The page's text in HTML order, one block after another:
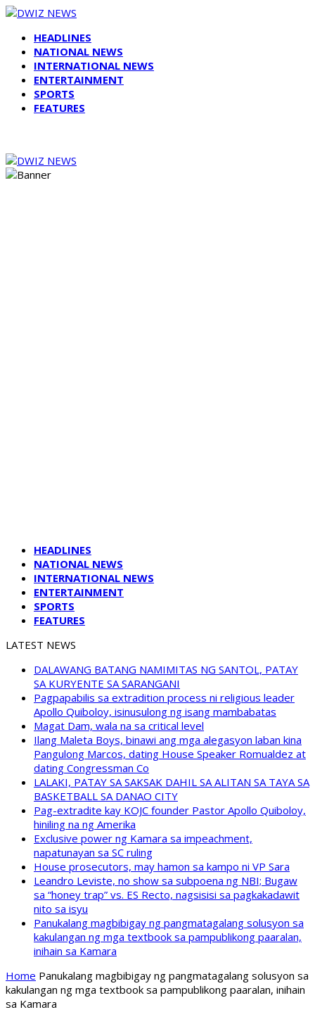
HEADLINES
NATIONAL NEWS
INTERNATIONAL NEWS
ENTERTAINMENT
SPORTS
FEATURES
HEADLINES
NATIONAL NEWS
INTERNATIONAL NEWS
ENTERTAINMENT
SPORTS
FEATURES
LATEST NEWS
DALAWANG BATANG NAMIMITAS NG SANTOL, PATAY
SA KURYENTE SA SARANGANI
Pagpapabilis sa extradition process ni religious leader
Apollo Quiboloy, isinusulong ng isang mambabatas
Magat Dam, wala na sa critical level
Ilang Maleta Boys, binawi ang mga alegasyon laban kina
Pangulong Marcos, dating House Speaker Romualdez at
dating Congressman Co
LALAKI, PATAY SA SAKSAK DAHIL SA ALITAN SA TAYA SA
BASKETBALL SA DANAO CITY
Pag-extradite kay KOJC founder Pastor Apollo Quiboloy,
hiniling na ng Amerika
Exclusive power ng Kamara sa impeachment,
napatunayan sa SC ruling
House prosecutors, may hamon sa kampo ni VP Sara
Leandro Leviste, no show sa subpoena ng NBI; Bugaw
sa “honey trap” vs. ES Recto, nagsisisi sa pagkakadawit
nito sa isyu
Panukalang magbibigay ng pangmatagalang solusyon sa
kakulangan ng mga textbook sa pampublikong paaralan,
inihain sa Kamara
Home Panukalang magbibigay ng pangmatagalang solusyon sa
kakulangan ng mga textbook sa pampublikong paaralan, inihain
sa Kamara